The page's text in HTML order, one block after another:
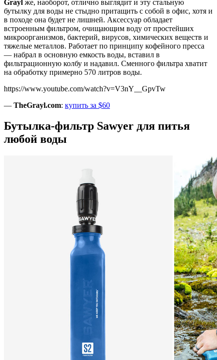
Grayl же, наоборот, отлично выглядит и эту стальную
бутылку для воды не стыдно притащить с собой в офис, хотя и
в походе она будет не лишней. Аксессуар обладает
встроенным фильтром, очищающим воду от простейших
микроорганизмов, бактерий, вирусов, химических веществ и
тяжелые металлов. Работает по принципу кофейного пресса
— набрал в основную емкость воды, вставил в
фильтрационную колбу и надавил. Сменного фильтра хватит
на обработку примерно 570 литров воды.
https://www.youtube.com/watch?v=V3nY__GpvTw
— TheGrayl.com: купить за $60
Бутылка-фильтр Sawyer для питья
любой воды